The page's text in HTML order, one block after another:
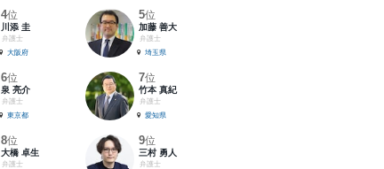
4位
川添 圭
弁護士
大阪府
5位
加藤 善大
弁護士
埼玉県
6位
泉 亮介
弁護士
東京都
7位
竹本 真紀
弁護士
愛知県
8位
大橋 卓生
弁護士
9位
三村 勇人
弁護士